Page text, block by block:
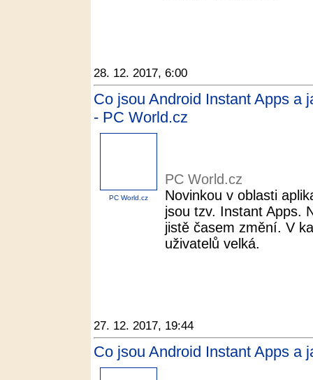
28. 12. 2017, 6:00
Co jsou Android Instant Apps a
- PC World.cz
PC World.cz
PC World.cz
Novinkou v oblasti
jsou tzv. Instant Apps.
jistě časem změní. V
uživatelů velká.
27. 12. 2017, 19:44
Co jsou Android Instant Apps a